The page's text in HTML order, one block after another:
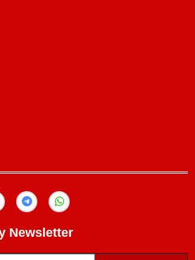
Newsletter